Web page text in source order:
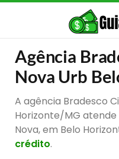
Agência
Nova Urb
A agência Bradesco
Horizonte/MG
Nova, em Belo
crédito.